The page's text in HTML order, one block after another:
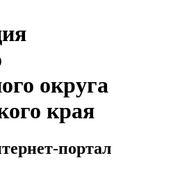
округа
края
портал